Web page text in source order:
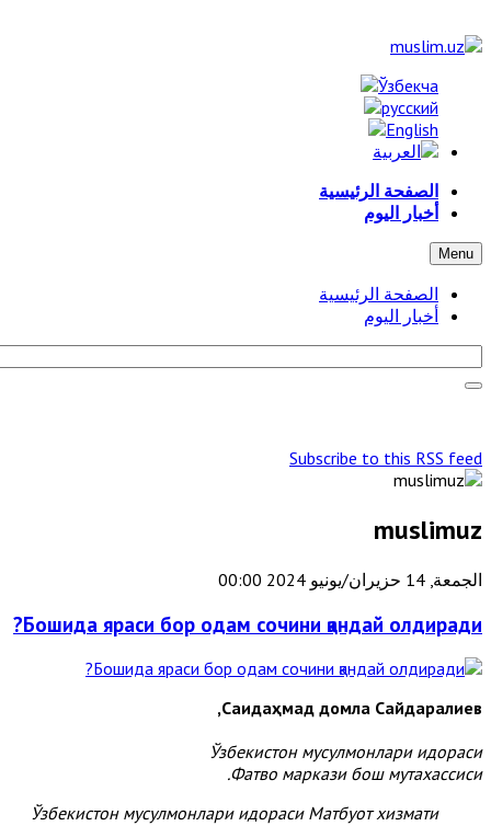
الصفحة الرئيسية
أخبار اليوم
Menu
الصفحة الرئيسية
أخبار اليوم
Subscribe to this RSS feed
muslimuz
الجمعة, 14 حزيران/يونيو 2024 00:00
Бошида яраси бор одам сочини қандай олдиради?
Саидаҳмад домла Сайдаралиев,
Ўзбекистон мусулмонлари идораси
Фатво маркази бош мутахассиси.
Ўзбекистон мусулмонлари идораси Матбуот хизмати